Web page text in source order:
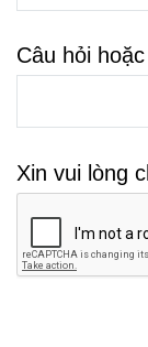
Câu hỏi
Xin vui lòng